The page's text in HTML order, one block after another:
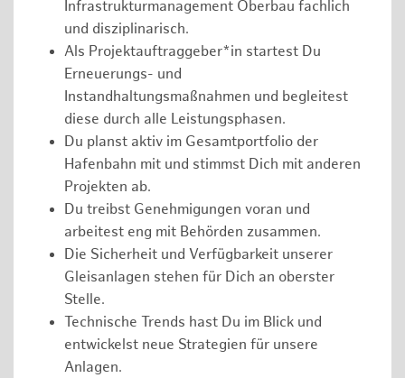
Infrastrukturmanagement Oberbau fachlich
und disziplinarisch.
Als Projektauftraggeber*in startest Du
Erneuerungs- und
Instandhaltungsmaßnahmen und begleitest
diese durch alle Leistungsphasen.
Du planst aktiv im Gesamtportfolio der
Hafenbahn mit und stimmst Dich mit anderen
Projekten ab.
Du treibst Genehmigungen voran und
arbeitest eng mit Behörden zusammen.
Die Sicherheit und Verfügbarkeit unserer
Gleisanlagen stehen für Dich an oberster
Stelle.
Technische Trends hast Du im Blick und
entwickelst neue Strategien für unsere
Anlagen.